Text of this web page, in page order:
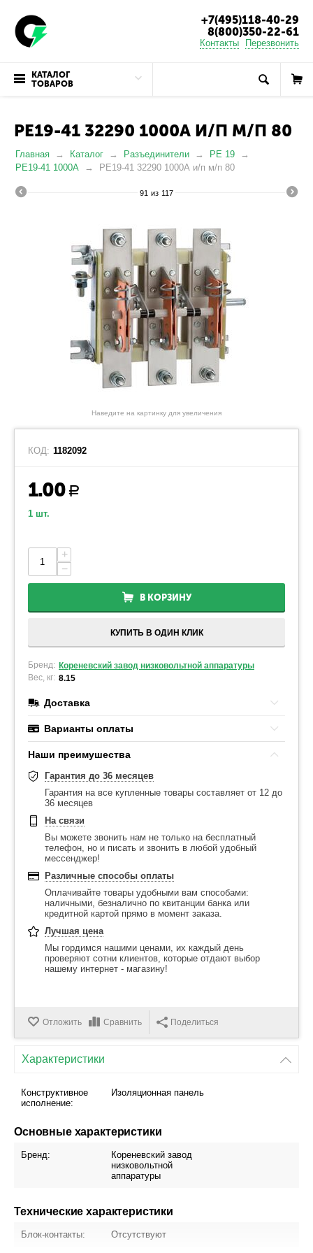
+7(495)118-40-29
8(800)350-22-61
Контакты Перезвонить
КАТАЛОГ
ТОВАРОВ
РЕ19-41 32290 1000А И/П М/П 80
Главная Каталог Разъединители
РЕ 19
РЕ19-41 1000А
РЕ19-41 32290 1000А и/п м/п 80
91 из 117
Наведите на картинку для увеличения
КОД: 1182092
1.00 Р
1 шт.
+
−
В КОРЗИНУ
КУПИТЬ В ОДИН КЛИК
Бренд: Кореневский завод низковольтной аппаратуры
Вес, кг: 8.15
Доставка
Варианты оплаты
Наши преимушества
Гарантия до 36 месяцев
Гарантия на все купленные товары составляет от 12 до
36 месяцев
На связи
Вы можете звонить нам не только на бесплатный
телефон, но и писать и звонить в любой удобный
мессенджер!
Различные способы оплаты
Оплачивайте товары удобными вам способами:
наличными, безналично по квитанции банка или
кредитной картой прямо в момент заказа.
Лучшая цена
Мы гордимся нашими ценами, их каждый день
проверяют сотни клиентов, которые отдают выбор
нашему интернет - магазину!
Отложить Сравнить Поделиться
Характеристики
Конструктивное
исполнение:
Изоляционная панель
Основные характеристики
Бренд:
Кореневский завод
низковольтной
аппаратуры
Технические характеристики
Блок-контакты: Отсутствуют